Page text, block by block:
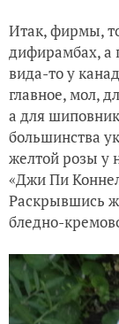
Итак, фирмы,
дифирамбах, а
вида-то у
главное, мол,
а для
большинства
желтой розы у
«Джи Пи
Раскрывшись
бледно-